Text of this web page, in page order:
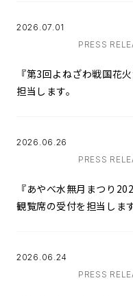
2026.07.01
PRESS
『第3回よねざわ戦国花
担当します。
2026.06.26
PRESS
『あやべ水無月まつり
観覧席の受付を担当します
2026.06.24
PRESS